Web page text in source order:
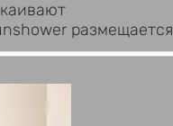
размещается